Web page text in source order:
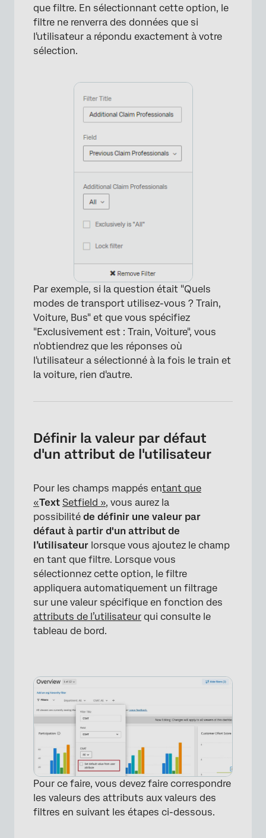
que filtre. En sélectionnant cette option, le
filtre ne renverra des données que si
l'utilisateur a répondu exactement à votre
sélection.
×
Par exemple, si la question était "Quels
modes de transport utilisez-vous ? Train,
Voiture, Bus" et que vous spécifiez
"Exclusivement est : Train, Voiture", vous
n'obtiendrez que les réponses où
l'utilisateur a sélectionné à la fois le train et
la voiture, rien d'autre.
Définir la valeur par défaut
d'un attribut de l'utilisateur
Pour les champs mappés entant que
«Text Setfield », vous aurez la
possibilité de définir une valeur par
défaut à partir d'un attribut de
l’utilisateur lorsque vous ajoutez le champ
en tant que filtre. Lorsque vous
sélectionnez cette option, le filtre
appliquera automatiquement un filtrage
sur une valeur spécifique en fonction des
attributs de l’utilisateur qui consulte le
tableau de bord.
Pour ce faire, vous devez faire correspondre
les valeurs des attributs aux valeurs des
filtres en suivant les étapes ci-dessous.